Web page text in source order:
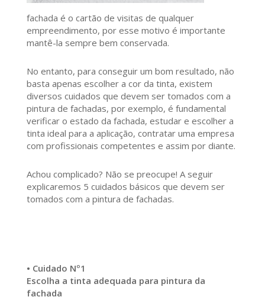
fachada é o cartão de visitas de qualquer
empreendimento, por esse motivo é importante
mantê-la sempre bem conservada.
No entanto, para conseguir um bom resultado, não
basta apenas escolher a cor da tinta, existem
diversos cuidados que devem ser tomados com a
pintura de fachadas, por exemplo, é fundamental
verificar o estado da fachada, estudar e escolher a
tinta ideal para a aplicação, contratar uma empresa
com profissionais competentes e assim por diante.
Achou complicado? Não se preocupe! A seguir
explicaremos 5 cuidados básicos que devem ser
tomados com a pintura de fachadas.
• Cuidado Nº1
Escolha a tinta adequada para pintura da
fachada